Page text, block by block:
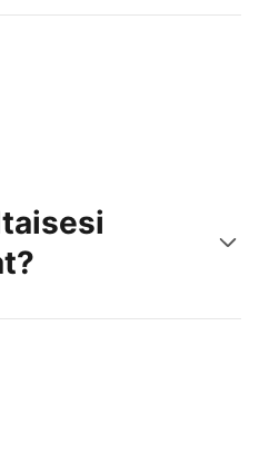
tänään
joukkoon